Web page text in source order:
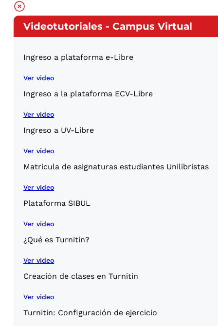
Videotutoriales - Campus Virtual
Ingreso a plataforma e-Libre
Ver video
Ingreso a la plataforma ECV-Libre
Ver video
Ingreso a UV-Libre
Ver video
Matricula de asignaturas estudiantes Unilibristas
Ver video
Plataforma SIBUL
Ver video
¿Qué es Turnitin?
Ver video
Creación de clases en Turnitin
Ver video
Turnitin: Configuración de ejercicio